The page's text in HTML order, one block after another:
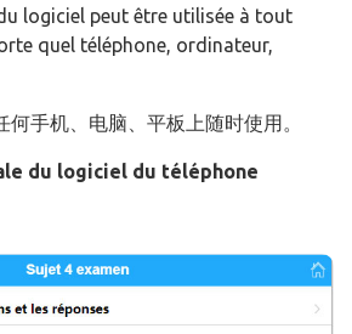
logiciel peut être utilisée à tout
quel téléphone, ordinateur,
手机、电脑、平板上随时使用。
du logiciel du téléphone